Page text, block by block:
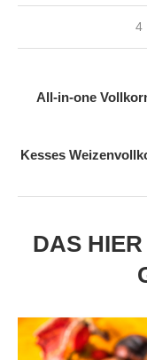
4
All-in-one
Kesses
DAS